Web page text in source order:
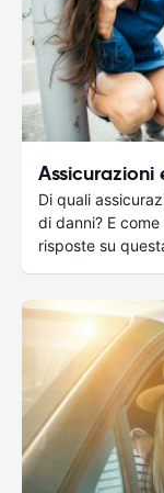
Assicurazioni
Di quali
di danni? E
risposte su